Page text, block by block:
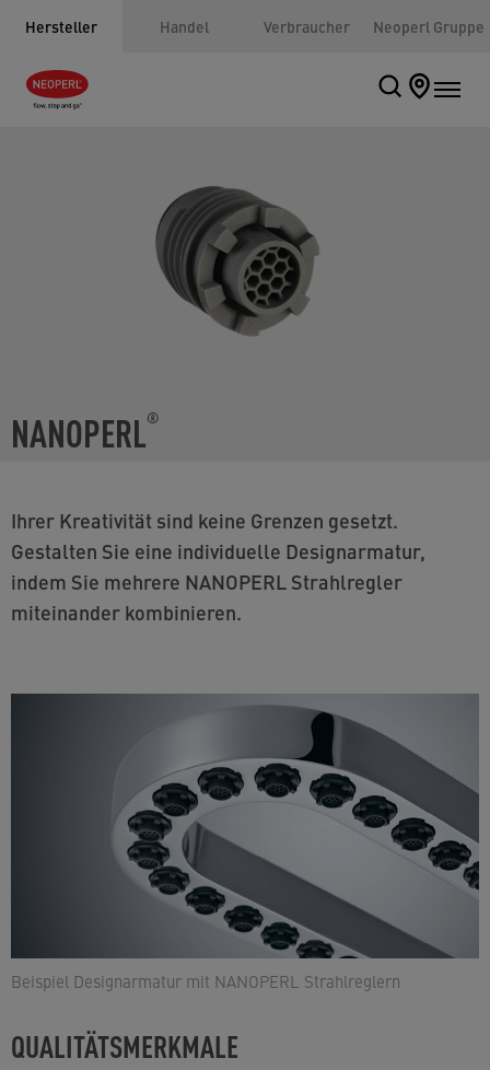
Hersteller Handel Verbraucher Neoperl Gruppe
NANOPERL®
Ihrer Kreativität sind keine Grenzen gesetzt.
Gestalten Sie eine individuelle Designarmatur,
indem Sie mehrere NANOPERL Strahlregler
miteinander kombinieren.
Beispiel Designarmatur mit NANOPERL Strahlreglern
QUALITÄTSMERKMALE